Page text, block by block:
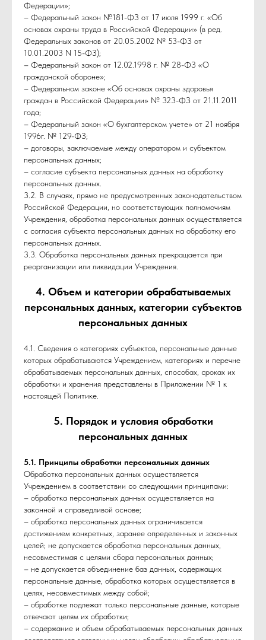
Федерации»;
– Федеральный закон №181-ФЗ от 17 июля 1999 г. «Об
основах охраны труда в Российской Федерации» (в ред.
Федеральных законов от 20.05.2002 № 53-ФЗ от
10.01.2003 N 15-ФЗ);
– Федеральный закон от 12.02.1998 г. № 28-ФЗ «О
гражданской обороне»;
– Федеральном законе «Об основах охраны здоровья
граждан в Российской Федерации» № 323-ФЗ от 21.11.2011
года;
– Федеральный закон «О бухгалтерском учете» от 21 ноября
1996г. № 129-ФЗ;
– договоры, заключаемые между оператором и субъектом
персональных данных;
– согласие субъекта персональных данных на обработку
персональных данных.
3.2. В случаях, прямо не предусмотренных законодательством
Российской Федерации, но соответствующих полномочиям
Учреждения, обработка персональных данных осуществляется
с согласия субъекта персональных данных на обработку его
персональных данных.
3.3. Обработка персональных данных прекращается при
реорганизации или ликвидации Учреждения.
4. Объем и категории обрабатываемых
персональных данных, категории субъектов
персональных данных
4.1. Сведения о категориях субъектов, персональные данные
которых обрабатываются Учреждением, категориях и перечне
обрабатываемых персональных данных, способах, сроках их
обработки и хранения представлены в Приложении № 1 к
настоящей Политике.
5. Порядок и условия обработки
персональных данных
5.1. Принципы обработки персональных данных
Обработка персональных данных осуществляется
Учреждением в соответствии со следующими принципами:
– обработка персональных данных осуществляется на
законной и справедливой основе;
– обработка персональных данных ограничивается
достижением конкретных, заранее определенных и законных
целей; не допускается обработка персональных данных,
несовместимая с целями сбора персональных данных;
– не допускается объединение баз данных, содержащих
персональные данные, обработка которых осуществляется в
целях, несовместимых между собой;
– обработке подлежат только персональные данные, которые
отвечают целям их обработки;
– содержание и объем обрабатываемых персональных данных